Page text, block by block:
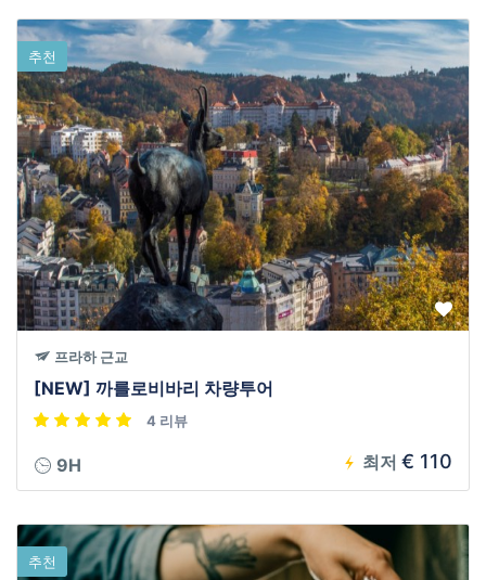
추천
프라하 근교
[NEW] 까를로비바리 차량투어
4 리뷰
9H 최저 € 110
추천